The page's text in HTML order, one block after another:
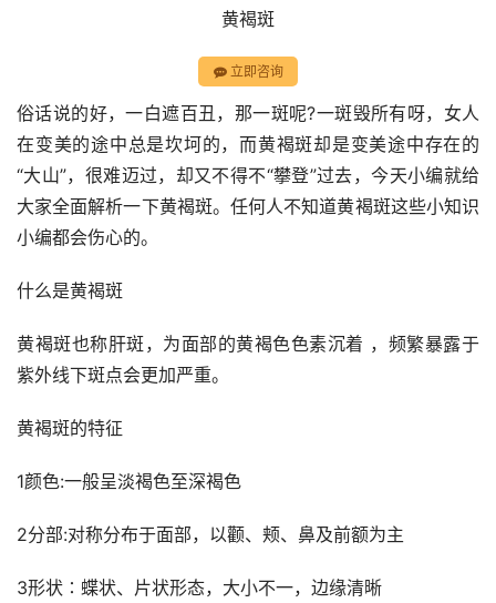
黄褐斑
立即咨询
俗话说的好，一白遮百丑，那一斑呢?一斑毁所有呀，女人
在变美的途中总是坎坷的，而黄褐斑却是变美途中存在的
“大山”，很难迈过，却又不得不“攀登”过去，今天小编就给
大家全面解析一下黄褐斑。任何人不知道黄褐斑这些小知识
小编都会伤心的。
什么是黄褐斑
黄褐斑也称肝斑，为面部的黄褐色色素沉着 ，频繁暴露于
紫外线下斑点会更加严重。
黄褐斑的特征
1颜色:一般呈淡褐色至深褐色
2分部:对称分布于面部，以颧、颊、鼻及前额为主
3形状∶蝶状、片状形态，大小不一，边缘清晰